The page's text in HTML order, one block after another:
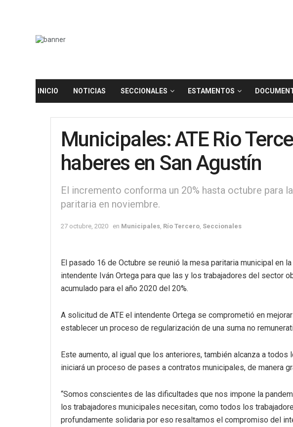
INICIO NOTICIAS SECCIONALES ESTAMENTOS
Municipales: ATE Rio
haberes en San Agustín
El incremento conforma un 20% hasta octubre para
paritaria en noviembre.
27 octubre, 2020 en Municipales Río Tercero Seccionales
El pasado 16 de Octubre se reunió la mesa paritaria municipal en
intendente Iván Ortega para que las y los trabajadores del sector
acumulado para el año 2020 del 20%.
A solicitud de ATE el intendente Ortega se comprometió en
establecer un proceso de regularización de una suma no
Este aumento, al igual que los anteriores, también alcanza a
iniciará un proceso de pases a contratos municipales, de manera
“Somos conscientes de las dificultades que nos impone la
los trabajadores municipales necesitan, como todos los
profundamente solidaria por eso resaltamos el compromiso del